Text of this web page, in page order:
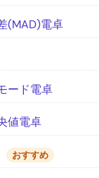
(MAD)電卓
ード電卓
値電卓
おすすめ